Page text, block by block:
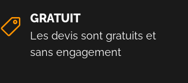
GRATUIT
Les devis sont gratuits et
sans engagement